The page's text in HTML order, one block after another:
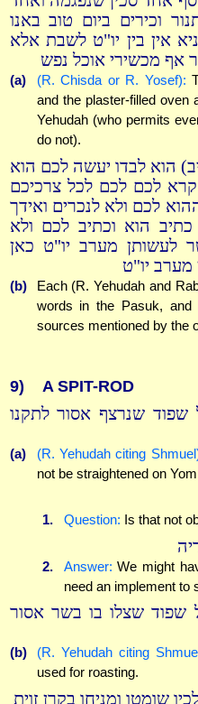
וכירים ביום טוב באנו
אין בין יו"ט לשבת אלא
אף מכשירי אוכל נפש
(a) (R. Chisda or R. Yosef):
and the plaster-filled oven
Yehudah (who permits
do not).
הוא לבדו יעשה לכם הוא
קרא לכם לכם לכל צרכיכם
לכם ולא לנכרים ואידך
הוא וכתיב לכם ולא
לעשותן מערב יו"ט כאן
מערב יו"ט
(b)
Each (R. Yehudah and
words in the Pasuk, and
sources mentioned by the
9) A SPIT-ROD
שנרצף אסור לתקנו
(a) (R. Yehudah citing
not be straightened on Yom
1. Question: Is that not
2. Answer: We might
need an implement to
שפוד שצלו בו בשר אסור
(b) (R. Yehudah citing
used for roasting.
שומטו ומניחו בקרן זוית